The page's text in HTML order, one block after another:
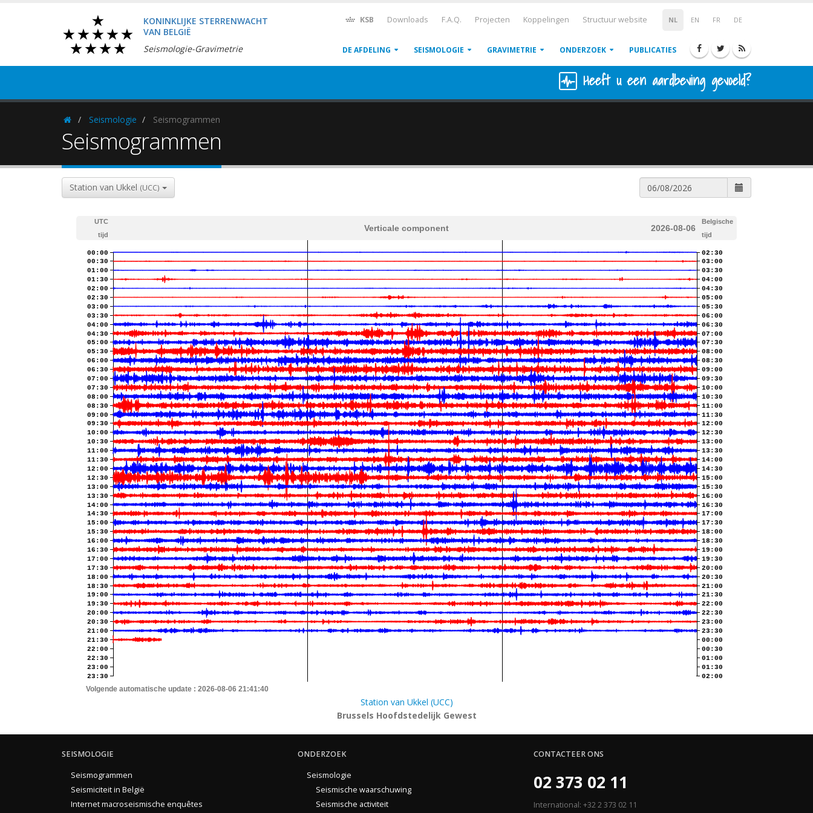
KONINKLIJKE STERRENWACHT
VAN BELGIË
Seismologie-Gravimetrie
NL EN FR DE
KSB Downloads F.A.Q. Projecten Koppelingen Structuur website
DE AFDELING SEISMOLOGIE GRAVIMETRIE ONDERZOEK PUBLICATIES
Heeft u een aardbeving gevoeld?
HomepageSeismologie Seismogrammen
Seismogrammen
Station van Ukkel (UCC)
UTC
tijd
Verticale component 2026-08-06
Belgische
tijd
00:00
00:30
01:00
01:30
02:00
02:30
03:00
03:30
04:00
04:30
05:00
05:30
06:00
06:30
07:00
07:30
08:00
08:30
09:00
09:30
10:00
10:30
11:00
11:30
12:00
12:30
13:00
13:30
14:00
14:30
15:00
15:30
16:00
16:30
17:00
17:30
18:00
18:30
19:00
19:30
20:00
20:30
21:00
21:30
22:00
22:30
23:00
23:30
02:30
03:00
03:30
04:00
04:30
05:00
05:30
06:00
06:30
07:00
07:30
08:00
08:30
09:00
09:30
10:00
10:30
11:00
11:30
12:00
12:30
13:00
13:30
14:00
14:30
15:00
15:30
16:00
16:30
17:00
17:30
18:00
18:30
19:00
19:30
20:00
20:30
21:00
21:30
22:00
22:30
23:00
23:30
00:00
00:30
01:00
01:30
02:00
Volgende automatische update : 2026-08-06 21:41:40
Station van Ukkel (UCC)
Brussels Hoofdstedelijk Gewest
SEISMOLOGIE
Seismogrammen
Seismiciteit in België
Internet macroseismische enquêtes
ONDERZOEK
Seismologie
Seismische waarschuwing
Seismische activiteit
CONTACTEER ONS
02 373 02 11
International: +32 2 373 02 11